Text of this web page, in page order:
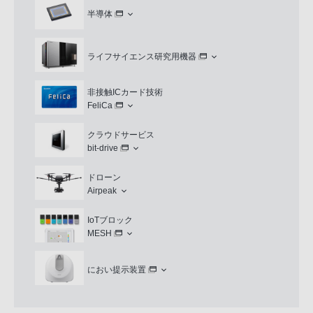
半導体
ライフサイエンス研究用機器
非接触ICカード技術
FeliCa
クラウドサービス
bit-drive
ドローン
Airpeak
IoTブロック
MESH
におい提示装置